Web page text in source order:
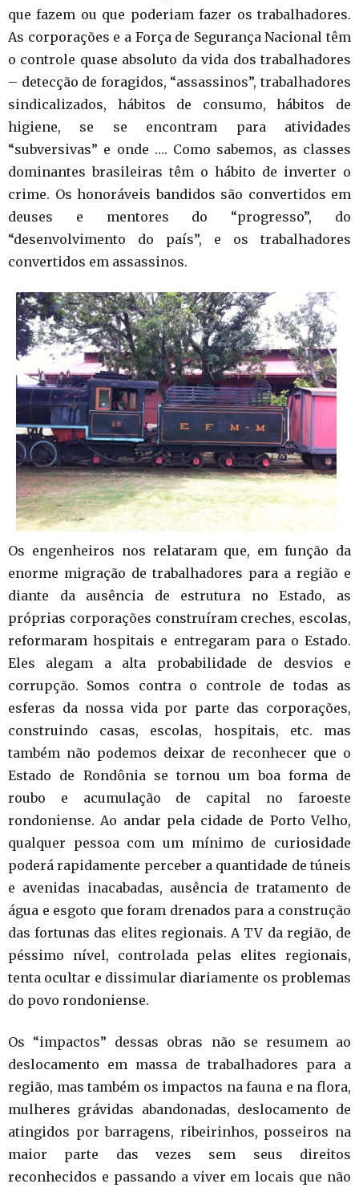
que fazem ou que poderiam fazer os trabalhadores.
As corporações e a Força de Segurança Nacional têm
o controle quase absoluto da vida dos trabalhadores
– detecção de foragidos, “assassinos”, trabalhadores
sindicalizados, hábitos de consumo, hábitos de
higiene, se se encontram para atividades
“subversivas” e onde …. Como sabemos, as classes
dominantes brasileiras têm o hábito de inverter o
crime. Os honoráveis bandidos são convertidos em
deuses e mentores do “progresso”, do
“desenvolvimento do país”, e os trabalhadores
convertidos em assassinos.
Os engenheiros nos relataram que, em função da
enorme migração de trabalhadores para a região e
diante da ausência de estrutura no Estado, as
próprias corporações construíram creches, escolas,
reformaram hospitais e entregaram para o Estado.
Eles alegam a alta probabilidade de desvios e
corrupção. Somos contra o controle de todas as
esferas da nossa vida por parte das corporações,
construindo casas, escolas, hospitais, etc. mas
também não podemos deixar de reconhecer que o
Estado de Rondônia se tornou um boa forma de
roubo e acumulação de capital no faroeste
rondoniense. Ao andar pela cidade de Porto Velho,
qualquer pessoa com um mínimo de curiosidade
poderá rapidamente perceber a quantidade de túneis
e avenidas inacabadas, ausência de tratamento de
água e esgoto que foram drenados para a construção
das fortunas das elites regionais. A TV da região, de
péssimo nível, controlada pelas elites regionais,
tenta ocultar e dissimular diariamente os problemas
do povo rondoniense.
Os “impactos” dessas obras não se resumem ao
deslocamento em massa de trabalhadores para a
região, mas também os impactos na fauna e na flora,
mulheres grávidas abandonadas, deslocamento de
atingidos por barragens, ribeirinhos, posseiros na
maior parte das vezes sem seus direitos
reconhecidos e passando a viver em locais que não